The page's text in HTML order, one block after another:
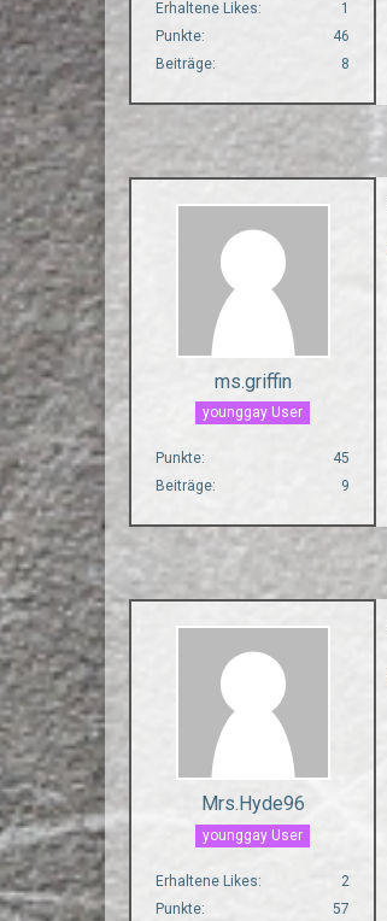
Erhaltene Likes
1
Punkte
46
Beiträge
8
ms.griffin
younggay User
Punkte
45
Beiträge
9
Mrs.Hyde96
younggay User
Erhaltene Likes
2
Punkte
57